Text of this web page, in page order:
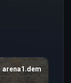
arena1.dem